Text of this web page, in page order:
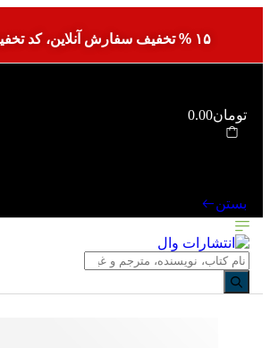
۱۵ % تخفیف سفارش آنلاین، کد تخفیف: 140503
تومان0.00
بستن